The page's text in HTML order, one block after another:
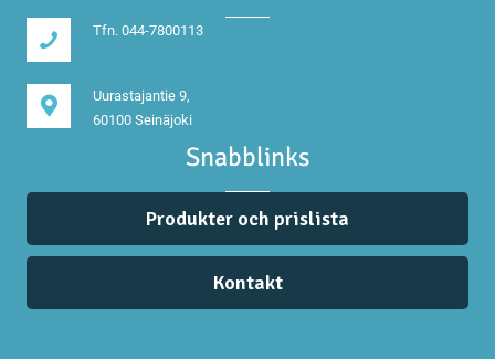
Tfn. 044-7800113
Uurastajantie 9,
60100 Seinäjoki
Snabblinks
Produkter och prislista
Kontakt